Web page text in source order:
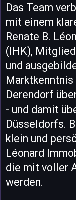
Das Team
mit einem
Renate B.
(IHK),
und
Derendorf
- und damit
Düsseldorfs.
klein und
Léonard
die mit voller
werden.